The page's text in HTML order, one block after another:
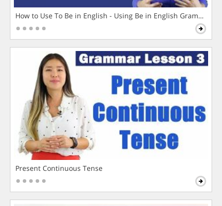
How to Use To Be in English - Using Be in English Grammar
Present Continuous Tense